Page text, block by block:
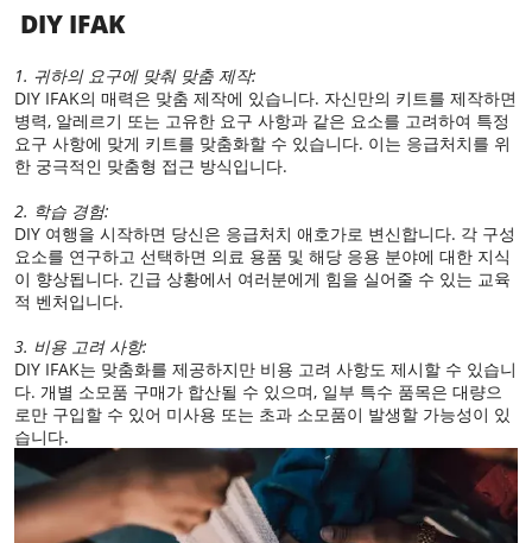
DIY IFAK
1. 귀하의 요구에 맞춰 맞춤 제작:
DIY IFAK의 매력은 맞춤 제작에 있습니다. 자신만의 키트를 제작하면
병력, 알레르기 또는 고유한 요구 사항과 같은 요소를 고려하여 특정
요구 사항에 맞게 키트를 맞춤화할 수 있습니다. 이는 응급처치를 위
한 궁극적인 맞춤형 접근 방식입니다.
2. 학습 경험:
DIY 여행을 시작하면 당신은 응급처치 애호가로 변신합니다. 각 구성
요소를 연구하고 선택하면 의료 용품 및 해당 응용 분야에 대한 지식
이 향상됩니다. 긴급 상황에서 여러분에게 힘을 실어줄 수 있는 교육
적 벤처입니다.
3. 비용 고려 사항:
DIY IFAK는 맞춤화를 제공하지만 비용 고려 사항도 제시할 수 있습니
다. 개별 소모품 구매가 합산될 수 있으며, 일부 특수 품목은 대량으
로만 구입할 수 있어 미사용 또는 초과 소모품이 발생할 가능성이 있
습니다.